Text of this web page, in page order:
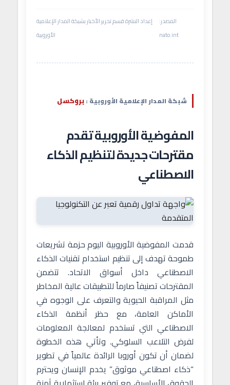
المصدر:
nato.int
إعداد النشرة قسم تحرير الأخبار بشبكة المدار الإعلامية
الأوروبية
شبكة المدار الإعلامية الأوروبية :بروكسل
المفوضية الأوروبية تقدم
مقترحات جديدة لتنظيم الذكاء
الاصطناعي
قدمت المفوضية الأوروبية اليوم حزمة تشريعات
طموحة تهدف إلى تنظيم استخدام تقنيات الذكاء
الاصطناعي داخل أسواق الاتحاد. تتضمن
المقترحات تصنيفاً صارماً للتطبيقات عالية المخاطر
مثل المراقبة الحيوية والتعرف على الوجوه في
الأماكن العامة، مع حظر أنظمة الذكاء
الاصطناعي التي تستخدم لمعالجة المعلومات
لفرض التلاعب السلوكي. وتأتي هذه الخطوة
لضمان أن تكون أوروبا الرائدة عالمياً في تطوير
“ذكاء اصطناعي موثوق” يخدم الإنسان ويحترم